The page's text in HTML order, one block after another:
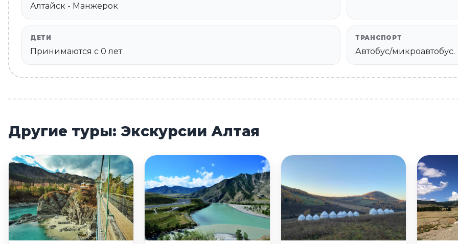
Алтайск - Манжерок
ДЕТИ
Принимаются c 0 лет
ТРАНСПОРТ
Автобус/микроавтобус.
Другие туры: Экскурсии Алтая